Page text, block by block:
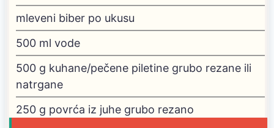
mleveni biber po ukusu
500 ml vode
500 g kuhane/pečene piletine grubo rezane ili
natrgane
250 g povrća iz juhe grubo rezano